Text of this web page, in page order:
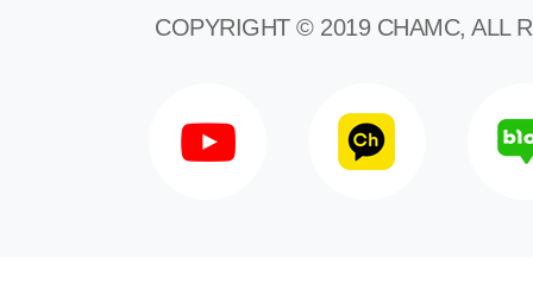
COPYRIGHT © 2019 CHAMC, ALL